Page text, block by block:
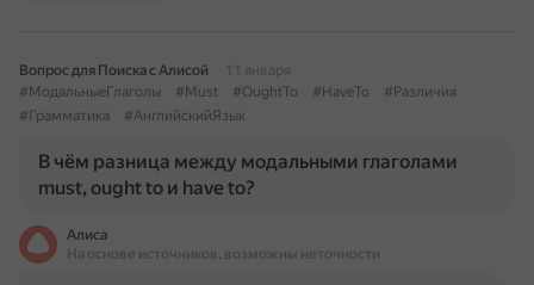
Вопрос для Поиска с Алисой
11 января
#МодальныеГлаголы
#Must #OughtTo #HaveTo
#Различия
#Грамматика
#АнглийскийЯзык
В чём разница между модальными глаголами
must, ought to и have to?
Алиса
На основе источников, возможны неточности